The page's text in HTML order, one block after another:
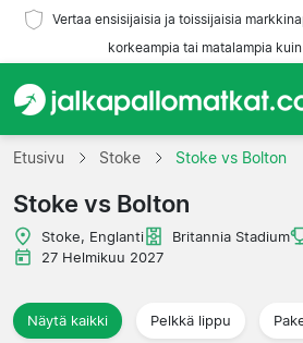
Vertaa ensisijaisia ja toissijaisia
korkeampia tai matalampia
Etusivu
Joukkueet
Liigat
Matkatoimistoja
Etusivu Stoke Stoke vs Bolton
Stoke vs Bolton
Stoke, Englanti Britannia Stadium
27 Helmikuu 2027
Näytä kaikki Pelkkä lippu